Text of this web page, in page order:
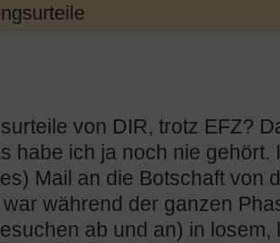
von DIR, trotz EFZ?
habe ich ja noch nie gehört.
Mail an die Botschaft von
während der ganzen
ab und an) in